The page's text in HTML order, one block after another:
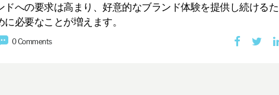
ドへの要求は高まり、好意的なブランド体験を提供し続けるた
に必要なことが増えます。
0 Comments